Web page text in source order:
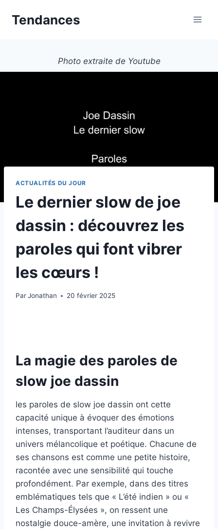
Tendances
Photo extraite de Youtube
ACTUALITÉS DU JOUR
Le dernier slow de joe
dassin : découvrez les
paroles qui font vibrer
les cœurs !
ParJonathan 20 février 2025
La magie des paroles de
slow joe dassin
les paroles de slow joe dassin ont cette
capacité unique à évoquer des émotions
intenses, transportant l’auditeur dans un
univers mélancolique et poétique. Chacune de
ses chansons est comme une petite histoire,
racontée avec une sensibilité qui touche
profondément. Par exemple, dans des titres
emblématiques tels que « L’été indien » ou «
Les Champs-Élysées », on ressent une
nostalgie douce-amère, une invitation à revivre